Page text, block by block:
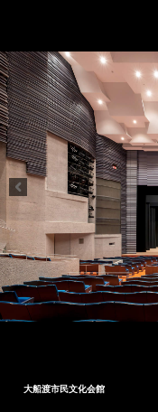
大船渡市民文化会館